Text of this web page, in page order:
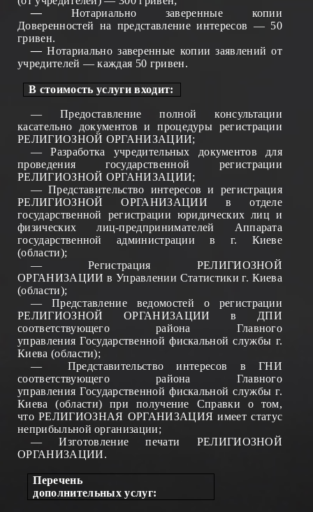
— Нотариально заверенные копии
Доверенностей на представление интересов — 50
гривен.
— Нотариально заверенные копии заявлений от
учредителей — каждая 50 гривен.
В стоимость услуги входит:
— Предоставление полной консультации
касательно документов и процедуры регистрации
РЕЛИГИОЗНОЙ ОРГАНИЗАЦИИ;
— Разработка учредительных документов для
проведения государственной регистрации
РЕЛИГИОЗНОЙ ОРГАНИЗАЦИИ;
— Представительство интересов и регистрация
РЕЛИГИОЗНОЙ ОРГАНИЗАЦИИ в отделе
государственной регистрации юридических лиц и
физических лиц-предпринимателей Аппарата
государственной администрации в г. Киеве
(области);
— Регистрация РЕЛИГИОЗНОЙ
ОРГАНИЗАЦИИ в Управлении Статистики г. Киева
(области);
— Представление ведомостей о регистрации
РЕЛИГИОЗНОЙ ОРГАНИЗАЦИИ в ДПИ
соответствующего района Главного
управленияГосударственной фискальной службы г.
Киева (области);
— Представительство интересов в ГНИ
соответствующего района Главного
управления Государственной фискальной службы г.
Киева (области) при получение Справки о том,
чтоРЕЛИГИОЗНАЯ ОРГАНИЗАЦИЯ имеет статус
неприбыльной организации;
— Изготовление печати РЕЛИГИОЗНОЙ
ОРГАНИЗАЦИИ.
Перечень
дополнительныхуслуг: